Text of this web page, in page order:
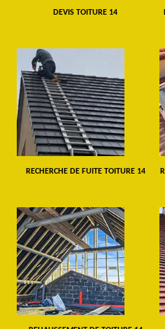
DEVIS TOITURE 14
RECHERCHE DE FUITE TOITURE 14